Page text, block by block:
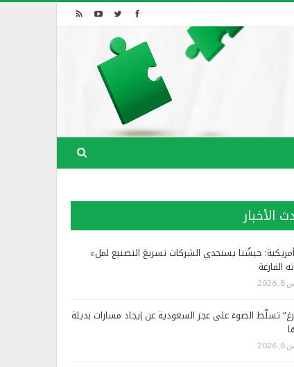
الأخبار
جيشُنا يستجدي الشركات تسريعَ التصنيع لملء
الفارغة
تسلّط الضوءَ على عجز السعودية عن إيجاد مسارات بديلة